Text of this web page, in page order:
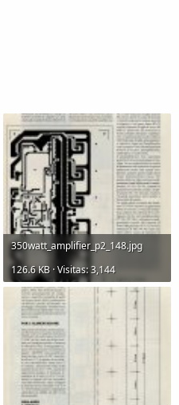
350watt_amplifier_p2_148.jpg
126.6 KB · Visitas: 3,144